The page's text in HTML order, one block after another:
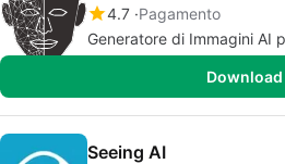
4.7 Pagamento
Generatore di Immagini AI
Download
Seeing AI